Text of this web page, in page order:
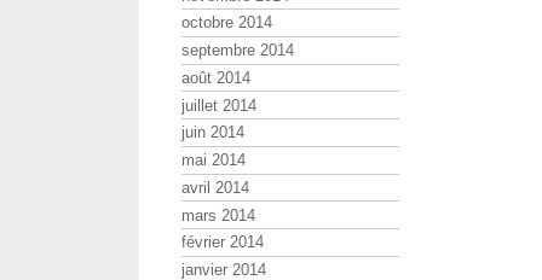
octobre 2014
septembre 2014
août 2014
juillet 2014
juin 2014
mai 2014
avril 2014
mars 2014
février 2014
janvier 2014